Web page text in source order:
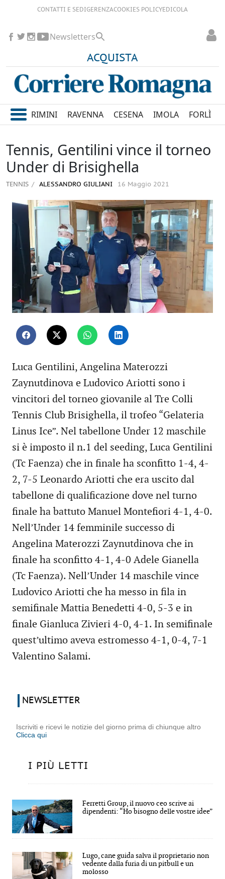
CONTATTI E SEDIGERENZACOOKIES POLICYEDICOLA
ACQUISTA
Newsletters
RIMINI RAVENNA CESENA IMOLA FORLÌ
Tennis, Gentilini vince il torneo
Under di Brisighella
TENNIS ALESSANDRO GIULIANI 16 Maggio 2021
Luca Gentilini, Angelina Materozzi
Zaynutdinova e Ludovico Ariotti sono i
vincitori del torneo giovanile al Tre Colli
Tennis Club Brisighella, il trofeo “Gelateria
Linus Ice”. Nel tabellone Under 12 maschile
si è imposto il n.1 del seeding, Luca Gentilini
(Tc Faenza) che in finale ha sconfitto 1-4, 4-
2, 7-5 Leonardo Ariotti che era uscito dal
tabellone di qualificazione dove nel turno
finale ha battuto Manuel Montefiori 4-1, 4-0.
Nell’Under 14 femminile successo di
Angelina Materozzi Zaynutdinova che in
finale ha sconfitto 4-1, 4-0 Adele Gianella
(Tc Faenza). Nell’Under 14 maschile vince
Ludovico Ariotti che ha messo in fila in
semifinale Mattia Benedetti 4-0, 5-3 e in
finale Gianluca Zivieri 4-0, 4-1. In semifinale
quest’ultimo aveva estromesso 4-1, 0-4, 7-1
Valentino Salami.
NEWSLETTER
Iscriviti e ricevi le notizie del giorno prima di chiunque altro
Clicca qui
I PIÙ LETTI
Ferretti Group, il nuovo ceo scrive ai
dipendenti: “Ho bisogno delle vostre idee”
Lugo, cane guida salva il proprietario non
vedente dalla furia di un pitbull e un
molosso